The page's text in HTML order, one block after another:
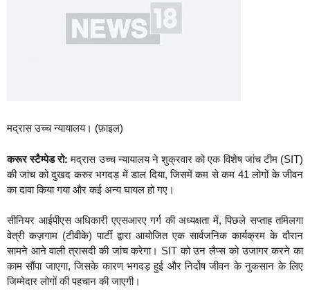
मद्रास उच्च न्यायालय। (फ़ाइल)
करूर स्टैम्पेड रो:मद्रास उच्च न्यायालय ने शुक्रवार को एक विशेष जांच टीम (SIT)
की जांच को दुखद करुर भगदड़ में डाल दिया, जिसमें कम से कम 41 लोगों के जीवन
का दावा किया गया और कई अन्य घायल हो गए।
सीनियर आईपीएस अधिकारी एएसआरए गर्ग की अध्यक्षता में, पिछले सप्ताह तमिलगा
वेत्री कज़गाम (टीवीके) पार्टी द्वारा आयोजित एक सार्वजनिक कार्यक्रम के दौरान
सामने आने वाली त्रासदी की जांच करेगा। SIT को उन लैप्स को उजागर करने का
काम सौंपा जाएगा, जिसके कारण भगदड़ हुई और निर्दोष जीवन के नुकसान के लिए
जिम्मेदार लोगों की पहचान की जाएगी।